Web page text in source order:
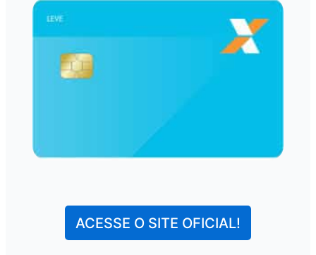
ACESSE O SITE OFICIAL!